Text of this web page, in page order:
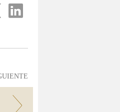
Compartir
en